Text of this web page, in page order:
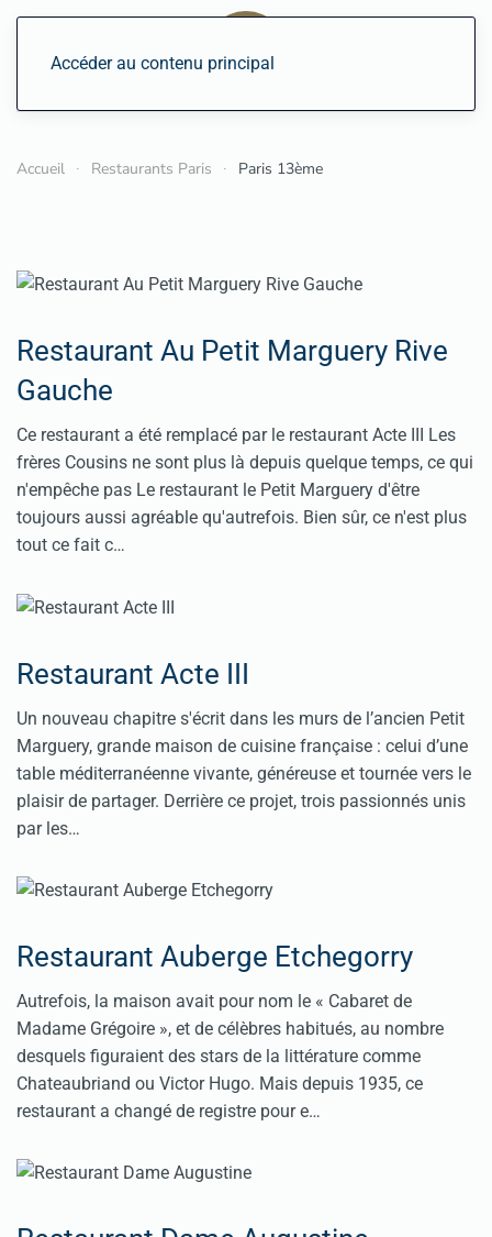
Accéder au contenu principal
Accueil Restaurants Paris Paris 13ème
Restaurant Au Petit Marguery Rive
Gauche
Ce restaurant a été remplacé par le restaurant Acte III Les
frères Cousins ne sont plus là depuis quelque temps, ce qui
n'empêche pas Le restaurant le Petit Marguery d'être
toujours aussi agréable qu'autrefois. Bien sûr, ce n'est plus
tout ce fait c…
Restaurant Acte III
Un nouveau chapitre s'écrit dans les murs de l’ancien Petit
Marguery, grande maison de cuisine française : celui d’une
table méditerranéenne vivante, généreuse et tournée vers le
plaisir de partager. Derrière ce projet, trois passionnés unis
par les…
Restaurant Auberge Etchegorry
Autrefois, la maison avait pour nom le « Cabaret de
Madame Grégoire », et de célèbres habitués, au nombre
desquels figuraient des stars de la littérature comme
Chateaubriand ou Victor Hugo. Mais depuis 1935, ce
restaurant a changé de registre pour e…